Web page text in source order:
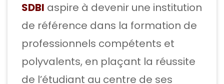
SDBI aspire à devenir une institution
de référence dans la formation de
professionnels compétents et
polyvalents, en plaçant la réussite
de l’étudiant au centre de ses